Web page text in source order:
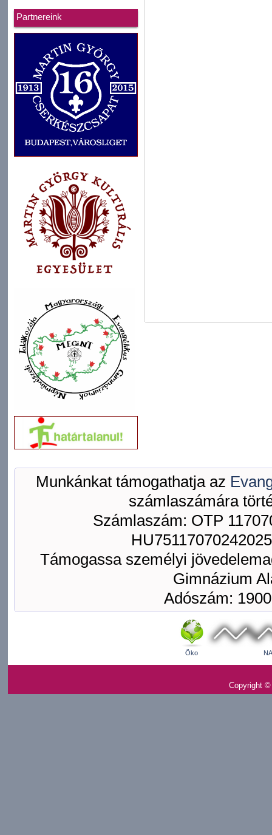
Partnereink
Munkánkat támogathatja az
számlaszámára
Számlaszám: OTP
Támogassa személyi
Gimnázium
Adószám:
Öko
Copyright